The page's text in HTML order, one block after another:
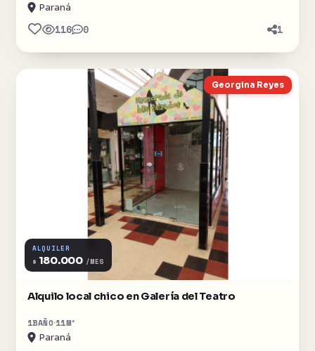
Paraná
116 0 1
Georgina Reyes
ALQUILER
$ 180.000 /MES
Alquilo local chico en Galería del Teatro
1BAÑO 11M²
Paraná